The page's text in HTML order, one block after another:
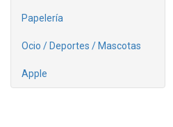
Papelería
Ocio / Deportes / Mascotas
Apple